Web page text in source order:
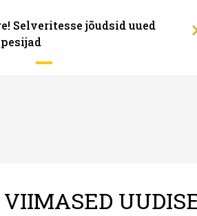
Selveritesse jõudsid uued
VIIMASED